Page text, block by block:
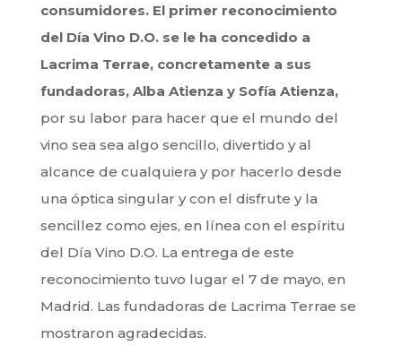
consumidores. El primer reconocimiento
del Día Vino D.O. se le ha concedido a
Lacrima Terrae, concretamente a sus
fundadoras, Alba Atienza y Sofía Atienza,
por su labor para hacer que el mundo del
vino sea sea algo sencillo, divertido y al
alcance de cualquiera y por hacerlo desde
una óptica singular y con el disfrute y la
sencillez como ejes, en línea con el espíritu
del Día Vino D.O. La entrega de este
reconocimiento tuvo lugar el 7 de mayo, en
Madrid. Las fundadoras de Lacrima Terrae se
mostraron agradecidas.